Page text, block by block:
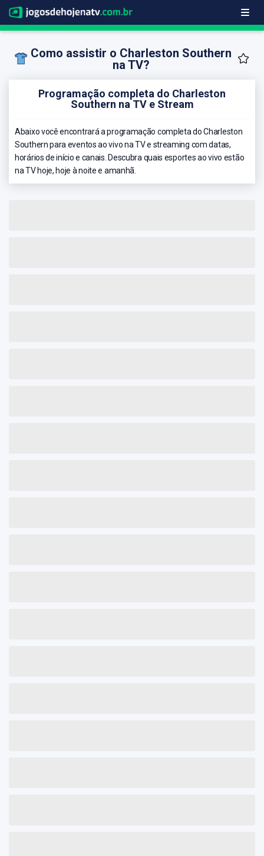
Como assistir o Charleston Southern
na TV?
Programação completa do Charleston
Southern na TV e Stream
Abaixo você encontrará a programação completa do Charleston
Southern para eventos ao vivo na TV e streaming com datas,
horários de início e canais. Descubra quais esportes ao vivo estão
na TV hoje, hoje à noite e amanhã.